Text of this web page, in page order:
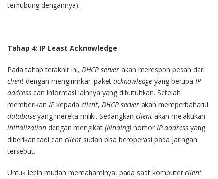
terhubung dengannya).
Tahap 4: IP Least Acknowledge
Pada tahap terakhir ini, DHCP server akan merespon pesan dari
client dengan mengirimkan paket acknowledge yang berupa IP
address dan informasi lainnya yang dibutuhkan. Setelah
memberikan IP kepada client, DHCP server akan memperbaharui
database yang mereka miliki. Sedangkan client akan melakukan
initialization dengan mengikat (binding) nomor IP address yang
diberikan tadi dan client sudah bisa beroperasi pada jaringan
tersebut.
Untuk lebih mudah memahaminya, pada saat komputer client